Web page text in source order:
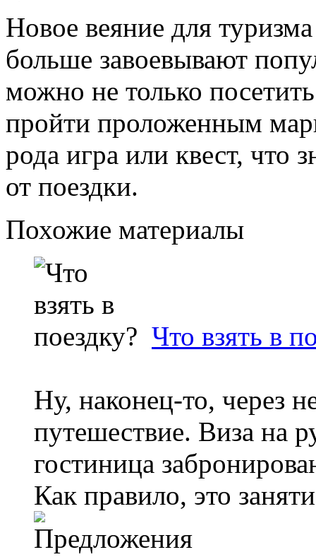
Новое веяние для
больше завоевывают
можно не только
пройти проложенным
рода игра или квест, что
от поездки.
Похожие материалы
Что взять в
Ну, наконец-то, через
путешествие. Виза на
гостиница
Как правило, это